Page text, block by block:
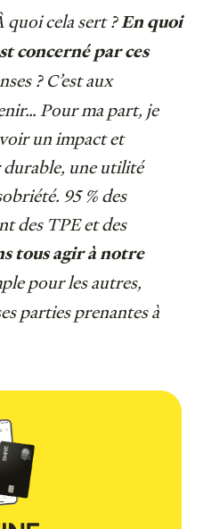
quoi cela sert ? En quoi
concerné par ces
? C’est aux
Pour ma part, je
un impact et
durable, une utilité
95 % des
des TPE et des
tous agir à notre
pour les autres,
parties prenantes à